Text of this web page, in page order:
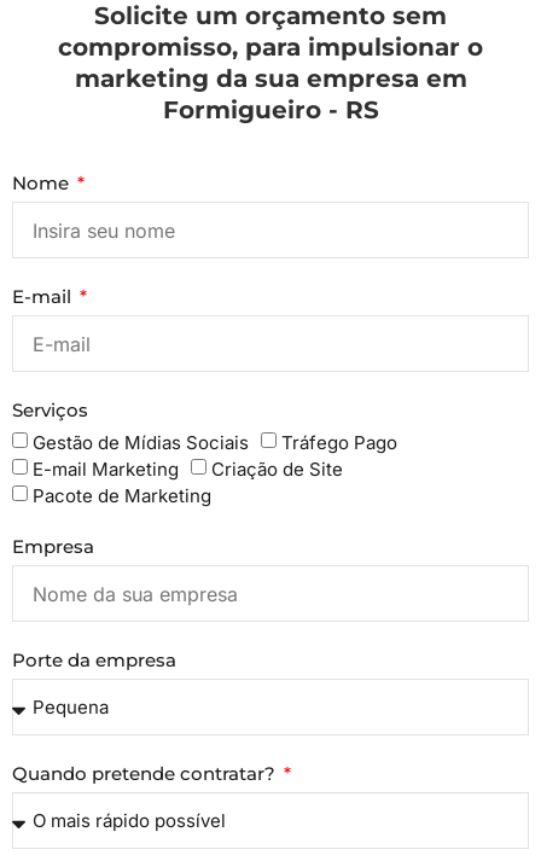
Solicite um orçamento sem
compromisso, para impulsionar o
marketing da sua empresa em
Formigueiro - RS
Nome
E-mail
Serviços
Gestão de Mídias Sociais
Tráfego Pago
E-mail Marketing
Criação de Site
Pacote de Marketing
Empresa
Porte da empresa
Quando pretende contratar?